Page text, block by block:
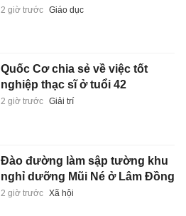
2 giờ trước Giáo dục
Quốc Cơ chia sẻ về việc tốt
nghiệp thạc sĩ ở tuổi 42
2 giờ trước Giải trí
Đào đường làm sập tường khu
nghỉ dưỡng Mũi Né ở Lâm Đồng
2 giờ trước Xã hội